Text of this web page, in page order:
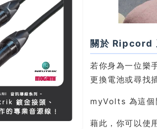
關於 Ripcord
若你身為一位樂
更換電池或尋找
myVolts 為這個
藉此，你可以使